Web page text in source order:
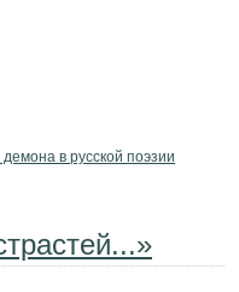
в русской поэзии